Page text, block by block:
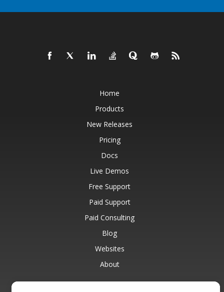
Home
Products
New Releases
Pricing
Docs
Live Demos
Free Support
Paid Support
Paid Consulting
Blog
Websites
About